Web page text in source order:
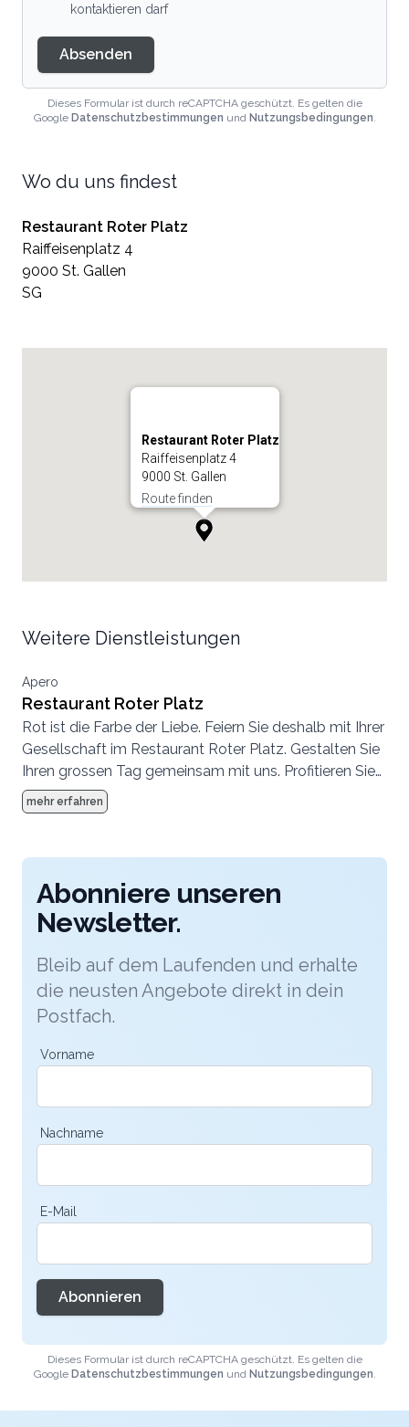
kontaktieren darf
Absenden
Dieses Formular ist durch reCAPTCHA geschützt. Es gelten die
Google Datenschutzbestimmungen und Nutzungsbedingungen.
Wo du uns findest
Restaurant Roter Platz
Raiffeisenplatz 4
9000 St. Gallen
SG
Restaurant Roter Platz
Raiffeisenplatz 4
9000 St. Gallen
Route finden
Weitere Dienstleistungen
Apero
Restaurant Roter Platz
Rot ist die Farbe der Liebe. Feiern Sie deshalb mit Ihrer
Gesellschaft im Restaurant Roter Platz. Gestalten Sie
Ihren grossen Tag gemeinsam mit uns. Profitieren Sie
von unserer langjährigen Erfahrung im Catering-
Bereich. Haben Sie ausgefallene Ideen? Dann sind Sie
"Nichts ist unmöglich".
mehr erfahren
Abonniere unseren
Newsletter.
Bleib auf dem Laufenden und erhalte
die neusten Angebote direkt in dein
Postfach.
Vorname
Nachname
E-Mail
Abonnieren
Dieses Formular ist durch reCAPTCHA geschützt. Es gelten die
Google Datenschutzbestimmungen und Nutzungsbedingungen.